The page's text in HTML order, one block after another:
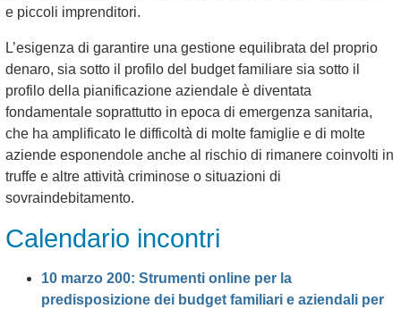
e piccoli imprenditori.
L’esigenza di garantire una gestione equilibrata del proprio
denaro, sia sotto il profilo del budget familiare sia sotto il
profilo della pianificazione aziendale è diventata
fondamentale soprattutto in epoca di emergenza sanitaria,
che ha amplificato le difficoltà di molte famiglie e di molte
aziende esponendole anche al rischio di rimanere coinvolti in
truffe e altre attività criminose o situazioni di
sovraindebitamento.
Calendario incontri
10 marzo 200: Strumenti online per la
predisposizione dei budget familiari e aziendali per